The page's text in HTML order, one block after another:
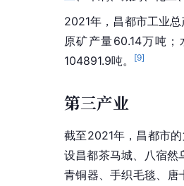
中心投入生产，设立
牧业产业化龙头企业有
渔业服务业1.21亿元。
第二产业
昌都市第二产业以矿